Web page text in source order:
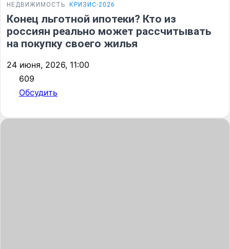
НЕДВИЖИМОСТЬ КРИЗИС-2026
Конец льготной ипотеки? Кто из
россиян реально может рассчитывать
на покупку своего жилья
24 июня, 2026, 11:00
609
Обсудить